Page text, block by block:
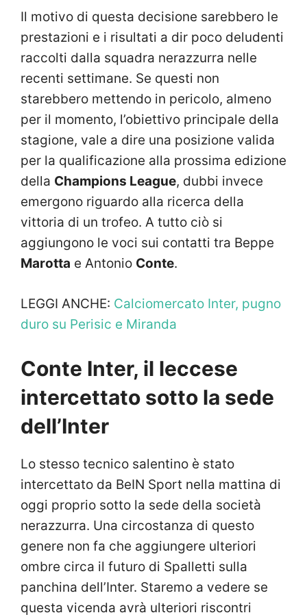
Il motivo di questa decisione sarebbero le
prestazioni e i risultati a dir poco deludenti
raccolti dalla squadra nerazzurra nelle
recenti settimane. Se questi non
starebbero mettendo in pericolo, almeno
per il momento, l’obiettivo principale della
stagione, vale a dire una posizione valida
per la qualificazione alla prossima edizione
della Champions League, dubbi invece
emergono riguardo alla ricerca della
vittoria di un trofeo. A tutto ciò si
aggiungono le voci sui contatti tra Beppe
Marotta e Antonio Conte.
LEGGI ANCHE: Calciomercato Inter, pugno
duro su Perisic e Miranda
Conte Inter, il leccese
intercettato sotto la sede
dell’Inter
Lo stesso tecnico salentino è stato
intercettato da BeIN Sport nella mattina di
oggi proprio sotto la sede della società
nerazzurra. Una circostanza di questo
genere non fa che aggiungere ulteriori
ombre circa il futuro di Spalletti sulla
panchina dell’Inter. Staremo a vedere se
questa vicenda avrà ulteriori riscontri